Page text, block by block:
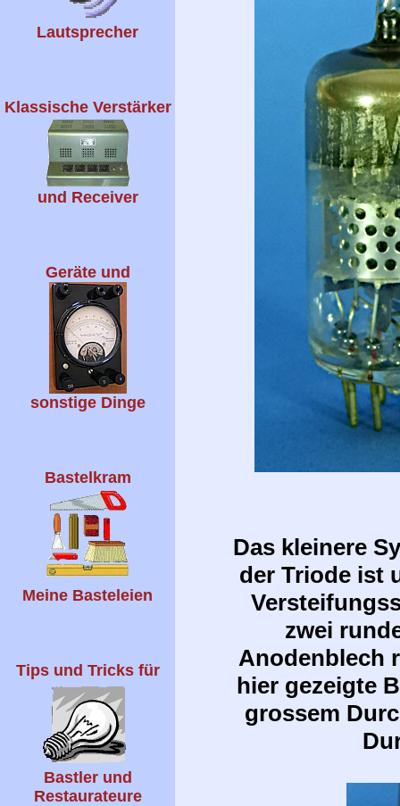
Lautsprecher
Klassische Verstärker
und Receiver
Geräte und
sonstige Dinge
Bastelkram
Meine Basteleien
Tips und Tricks für
Bastler und
Restaurateure
Das kleinere
der Triode ist
zwei
Anodenblech
hier gezeigte
grossem